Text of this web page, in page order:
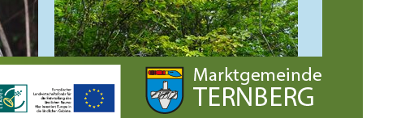
© Kals Pimpernuss im Schluchtwald © Kumpfmüller